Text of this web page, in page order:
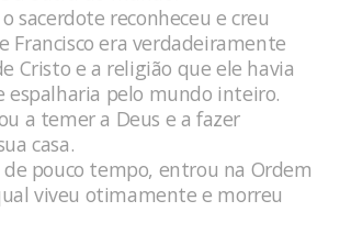
sacerdote reconheceu e creu
Francisco era verdadeiramente
Cristo e a religião que ele havia
espalharia pelo mundo inteiro.
a temer a Deus e a fazer
casa.
pouco tempo, entrou na Ordem
viveu otimamente e morreu